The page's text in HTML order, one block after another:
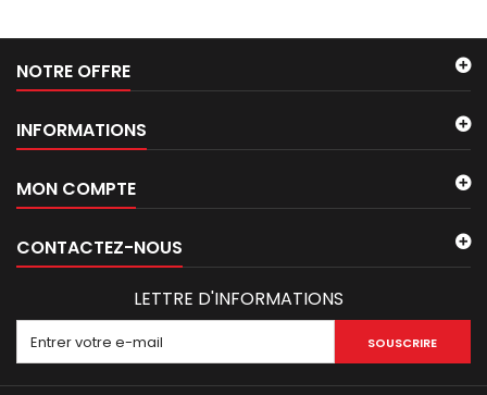
NOTRE OFFRE
INFORMATIONS
MON COMPTE
CONTACTEZ-NOUS
LETTRE D'INFORMATIONS
SOUSCRIRE